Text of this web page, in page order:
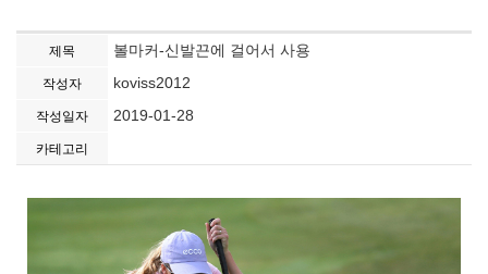
제목 볼마커-신발끈에 걸어서 사용
작성자 koviss2012
작성일자 2019-01-28
카테고리